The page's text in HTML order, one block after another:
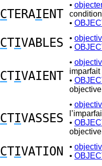
CTERAI ENT
•
•
CTIVABLES •
•
CTIVAIENT
•
imparfait
•
CTIVASSES
•
•
CTIVATION •
•